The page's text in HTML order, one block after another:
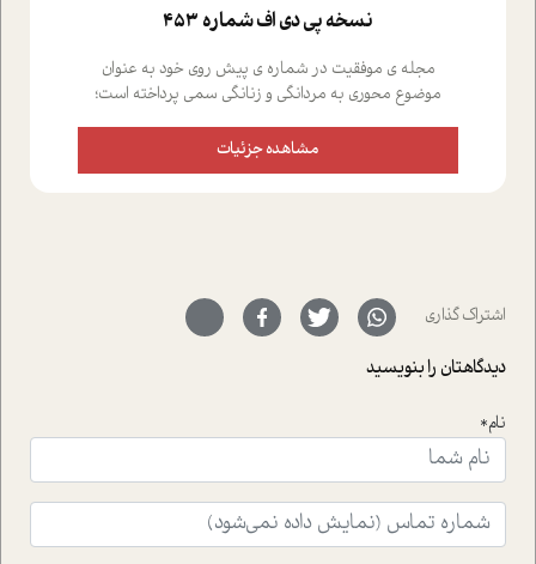
نسخه پي دي اف شماره 453
مجله ی موفقیت در شماره ی پیش روی خود به عنوان
موضوع محوری به مردانگی و زنانگی سمی پرداخته است؛
علیخواه، جامعه شناس در بخش های مختلف تلاش کرده ایم
از دریچه های گوناگون به این موضوع مهم بپردازیم.فصل
حمیدرضا محتشمی که بیست و پنجمین سال فعالیت حرفه
ای خود را در حوزه ی کوچینگ، توسعه ی فردی و رهبری پشت
با رکاب زدن در بیش از هفتاد کشور و کاشتن درخت، به نماد
جذاب پرداخته است که عبارتند از جنبش آهستگی و نیز مقاله
ای که به زندگی شگفت انگیز جین گودال و تاثیرات کاوش های
ایشان در حوزه ی شامپانزه ها بر زندگی امروزی ما نگاهی
افکنده است.فصل اتاق 333 شما را پای صحبت یک تجربه ی
واقعی در ارتباط با اختلال شخصیت اسکزوئید و مشکلات و نیز
مشاهده جزئیات
اشتراک گذاری
دیدگاهتان را بنویسید
نام*